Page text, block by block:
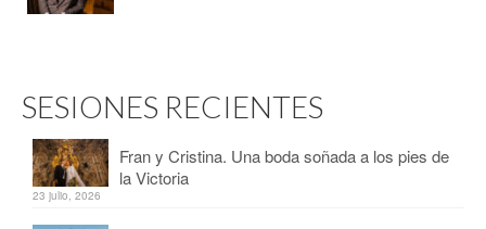
SESIONES RECIENTES
Fran y Cristina. Una boda soñada a los pies de
la Victoria
23 julio, 2026